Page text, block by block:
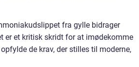
fra gylle bidrager
er et kritisk skridt for at imødekomme
de krav, der stilles til moderne,